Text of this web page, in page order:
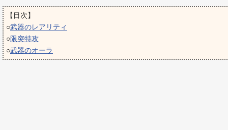
【目次】
○武器のレアリティ
○限突特攻
○武器のオーラ